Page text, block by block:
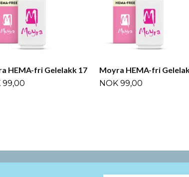
HEMA-fri Gelelakk 17
99,00
Moyra HEMA-fri
NOK 99,00